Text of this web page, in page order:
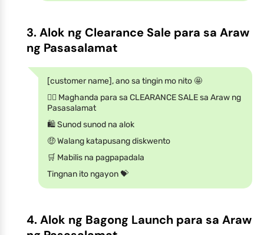
3. Alok ng Clearance Sale para sa Araw
ng Pasasalamat
[customer name], ano sa tingin mo nito 🤩
🏃‍♂️ Maghanda para sa CLEARANCE SALE sa Araw ng
Pasasalamat
🛍️ Sunod sunod na alok
🤑 Walang katapusang diskwento
🛒 Mabilis na pagpapadala
Tingnan ito ngayon 💝
4. Alok ng Bagong Launch para sa Araw